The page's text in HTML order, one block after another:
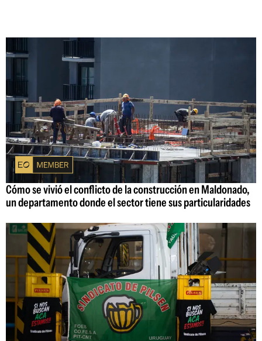
Cómo se vivió el conflicto de la construcción en Maldonado,
un departamento donde el sector tiene sus particularidades